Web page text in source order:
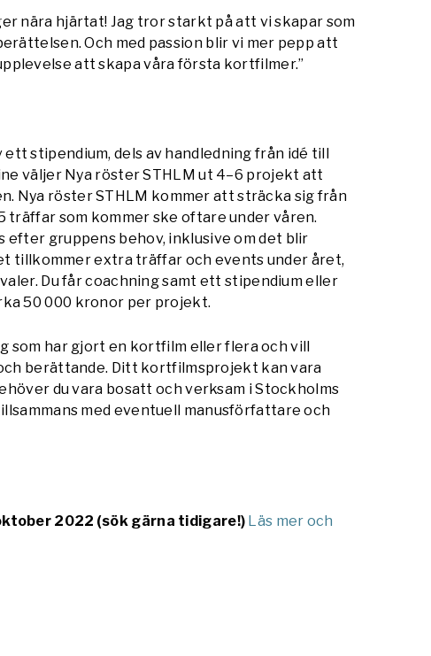
nära hjärtat! Jag tror starkt på att vi skapar som
Och med passion blir vi mer pepp att
att skapa våra första kortfilmer.”
ett stipendium, dels av handledning från idé till
väljer Nya röster STHLM ut 4–6 projekt att
Nya röster STHLM kommer att sträcka sig från
träffar som kommer ske oftare under våren.
gruppens behov, inklusive om det blir
tillkommer extra träffar och events under året,
Du får coachning samt ett stipendium eller
50 000 kronor per projekt.
som har gjort en kortfilm eller flera och vill
berättande. Ditt kortfilmsprojekt kan vara
du vara bosatt och verksam i Stockholms
med eventuell manusförfattare och
2022 (sök gärna tidigare!) Läs mer och